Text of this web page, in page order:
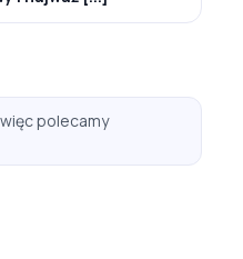
polecamy